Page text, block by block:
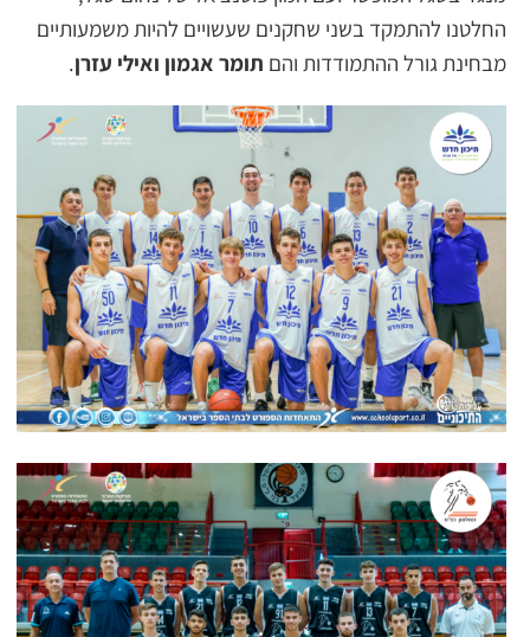
החלטנו להתמקד בשני שחקנים שעשויים להיות משמעותיים
מבחינת גורל ההתמודדות והם תומר אגמון ואילי עזרן.